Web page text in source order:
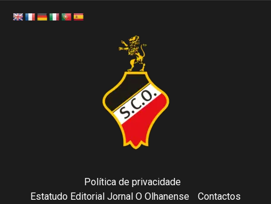
Política de privacidade
Estatudo Editorial Jornal O Olhanense
Contactos